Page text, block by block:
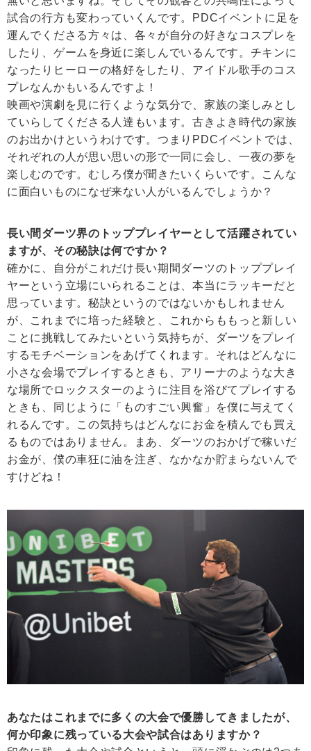
試合の行方も変わっていくんです。PDCイベントに足を
運んでくださる方々は、各々が自分の好きなコスプレを
したり、ゲームを身近に楽しんでいるんです。チキンに
なったりヒーローの格好をしたり、アイドル歌手のコス
プレなんかもいるんですよ！
映画や演劇を見に行くような気分で、家族の楽しみとし
ていらしてくださる人達もいます。古きよき時代の家族
のお出かけというわけです。つまりPDCイベントでは、
それぞれの人が思い思いの形で一同に会し、一夜の夢を
楽しむのです。むしろ僕が聞きたいくらいです。こんな
に面白いものになぜ来ない人がいるんでしょうか？
長い間ダーツ界のトッププレイヤーとして活躍されてい
ますが、その秘訣は何ですか？
確かに、自分がこれだけ長い期間ダーツのトッププレイ
ヤーという立場にいられることは、本当にラッキーだと
思っています。秘訣というのではないかもしれません
が、これまでに培った経験と、これからももっと新しい
ことに挑戦してみたいという気持ちが、ダーツをプレイ
するモチベーションをあげてくれます。それはどんなに
小さな会場でプレイするときも、アリーナのような大き
な場所でロックスターのように注目を浴びてプレイする
ときも、同じように「ものすごい興奮」を僕に与えてく
れるんです。この気持ちはどんなにお金を積んでも買え
るものではありません。まあ、ダーツのおかげで稼いだ
お金が、僕の車狂に油を注ぎ、なかなか貯まらないんで
すけどね！
あなたはこれまでに多くの大会で優勝してきましたが、
何か印象に残っている大会や試合はありますか？